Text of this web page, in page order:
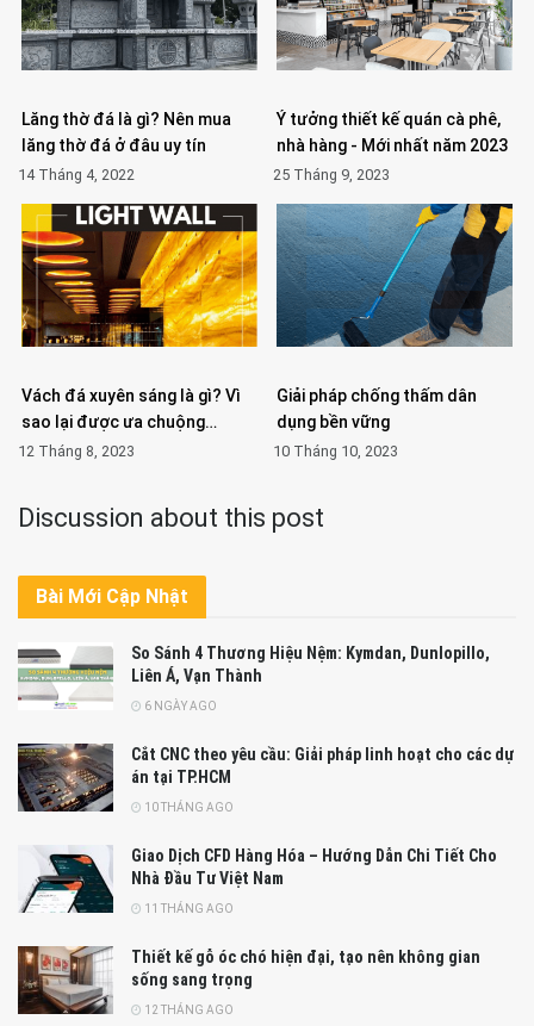
Lăng thờ đá là gì? Nên mua
lăng thờ đá ở đâu uy tín
14 Tháng 4, 2022
Ý tưởng thiết kế quán cà phê,
nhà hàng - Mới nhất năm 2023
25 Tháng 9, 2023
Vách đá xuyên sáng là gì? Vì
sao lại được ưa chuộng…
12 Tháng 8, 2023
Giải pháp chống thấm dân
dụng bền vững
10 Tháng 10, 2023
Discussion about this post
Bài Mới Cập Nhật
So Sánh 4 Thương Hiệu Nệm: Kymdan, Dunlopillo,
Liên Á, Vạn Thành
6 NGÀY AGO
Cắt CNC theo yêu cầu: Giải pháp linh hoạt cho các dự
án tại TP.HCM
10 THÁNG AGO
Giao Dịch CFD Hàng Hóa – Hướng Dẫn Chi Tiết Cho
Nhà Đầu Tư Việt Nam
11 THÁNG AGO
Thiết kế gỗ óc chó hiện đại, tạo nên không gian
sống sang trọng
12 THÁNG AGO